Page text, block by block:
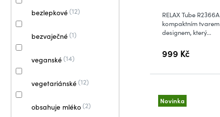
bezlepkové 12
bezvaječné 1
veganské 14
vegetariánské 12
obsahuje mléko 2
999 Kč
RELAX Tube
kompaktním
designem, který...
Novinka